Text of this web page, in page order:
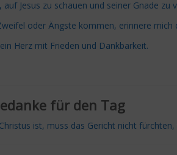
auf Jesus zu schauen und seiner Gnade zu
oder Ängste kommen, erinnere mich
Herz mit Frieden und Dankbarkeit.
für den Tag
ist, muss das Gericht nicht